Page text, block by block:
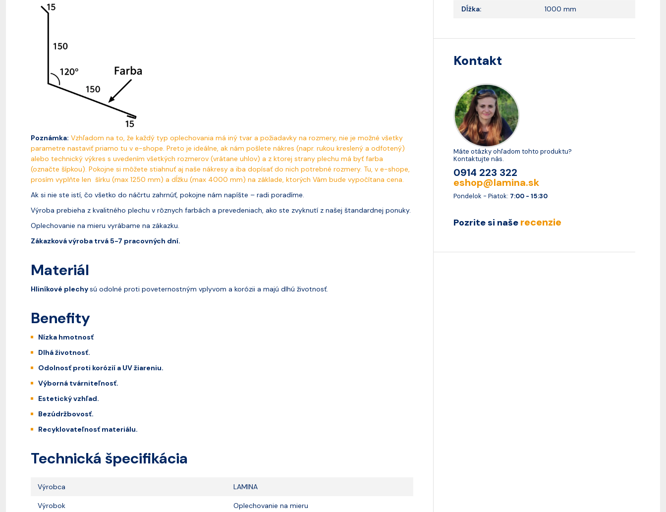
Poznámka: Vzhľadom na to, že každý typ oplechovania má iný tvar a požiadavky na rozmery, nie je možné všetky
parametre nastaviť priamo tu v e-shope. Preto je ideálne, ak nám pošlete nákres (napr. rukou kreslený a odfotený)
alebo technický výkres s uvedením všetkých rozmerov (vrátane uhlov) a z ktorej strany plechu má byť farba
(označte šípkou). Pokojne si môžete stiahnuť aj naše nákresy a iba dopísať do nich potrebné rozmery. Tu, v e-shope,
prosím vyplňte len šírku (max 1250 mm) a dĺžku (max 4000 mm) na základe, ktorých Vám bude vypočítana cena.
Ak si nie ste istí, čo všetko do náčrtu zahrnúť, pokojne nám napíšte – radi poradíme.
Výroba prebieha z kvalitného plechu v rôznych farbách a prevedeniach, ako ste zvyknutí z našej štandardnej ponuky.
Oplechovanie na mieru vyrábame na zákazku.
Zákazková výroba trvá 5-7 pracovných dní.
Materiál
Hliníkové plechysú odolné proti poveternostným vplyvom a korózii a majú dlhú životnosť.
Benefity
Nízka hmotnosť
Dlhá životnosť.
Odolnosť proti korózií a UV žiareniu.
Výborná tvárniteľnosť.
Estetický vzhľad.
Bezúdržbovosť.
Recyklovateľnosť materiálu.
Technická špecifikácia
Výrobca LAMINA
Výrobok Oplechovanie na mieru
Dĺžka: 1000 mm
Kontakt
Máte otázky ohľadom tohto produktu?
Kontaktujte nás.
0914 223 322
eshop@lamina.sk
Pondelok - Piatok: 7:00 - 15:30
Pozrite si naše recenzie